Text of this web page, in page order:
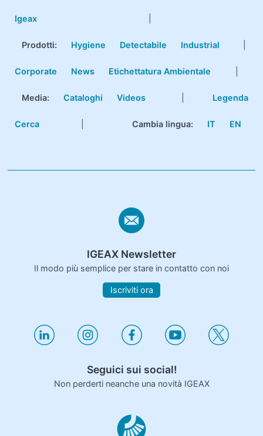
Igeax
Prodotti: Hygiene Detectabile Industrial
Corporate News Etichettatura Ambientale
Media: Cataloghi Videos Legenda
Cerca Cambia lingua: IT EN
IGEAX Newsletter
Il modo più semplice per stare in contatto con noi
Iscriviti ora
Seguici sui social!
Non perderti neanche una novità IGEAX